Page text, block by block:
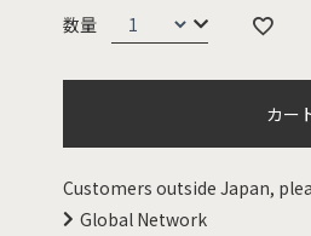
カー
Customers outside Japan,
Global Network